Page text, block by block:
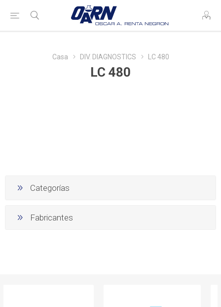
Casa DIV. DIAGNOSTICS LC 480
LC 480
Categorías
Fabricantes